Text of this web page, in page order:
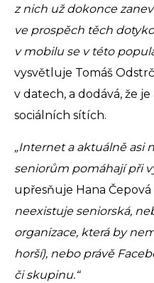
z nich už dokonce
ve prospěch těch
v mobilu se v této
vysvětluje Tomáš
v datech, a dodává, že je
sociálních sítích.
„Internet a aktuálně asi
seniorům pomáhají při
upřesňuje Hana Čepová
neexistuje seniorská,
organizace, která by
horší), nebo právě
či skupinu.“